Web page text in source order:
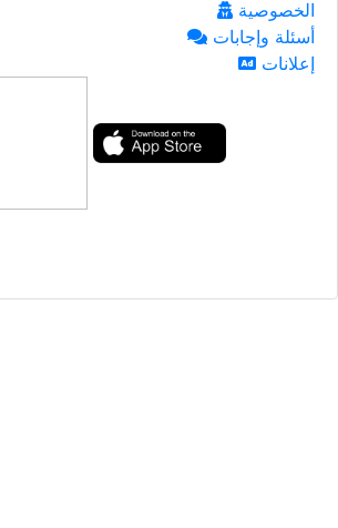
الخصوصية
أسئلة وإجابات
إعلانات